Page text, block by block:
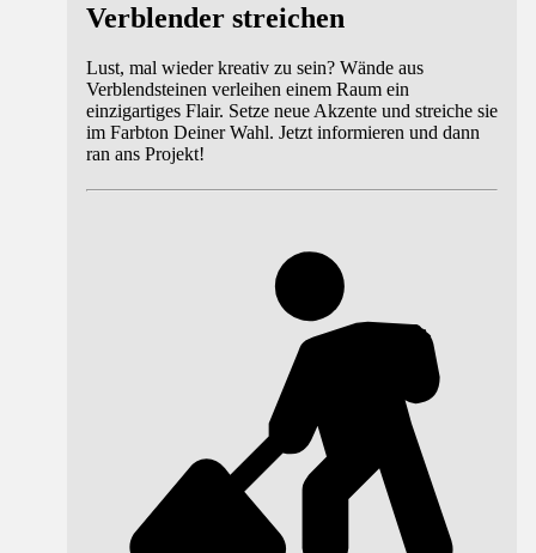
Verblender streichen
Lust, mal wieder kreativ zu sein? Wände aus
Verblendsteinen verleihen einem Raum ein
einzigartiges Flair. Setze neue Akzente und streiche sie
im Farbton Deiner Wahl. Jetzt informieren und dann
ran ans Projekt!